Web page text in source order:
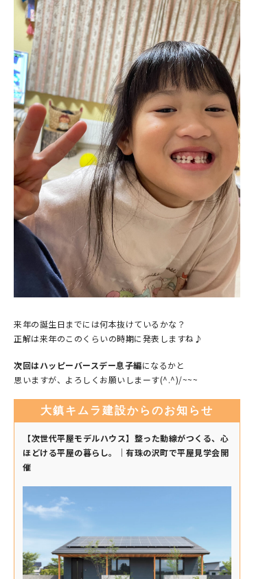
来年の誕生日までには何本抜けているかな？
正解は来年のこのくらいの時期に発表しますね♪
次回はハッピーバースデー息子編になるかと
思いますが、よろしくお願いしまーす(^.^)/~~~
大鎮キムラ建設からのお知らせ
【次世代平屋モデルハウス】整った動線がつくる、心
ほどける平屋の暮らし。｜有珠の沢町で平屋見学会開
催